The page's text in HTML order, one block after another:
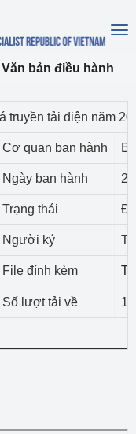
Văn bản điều hành
truyền tải điện năm
Cơ quan ban hành
Ngày ban hành
Trạng thái
Người ký
File đính kèm
Số lượt tải về